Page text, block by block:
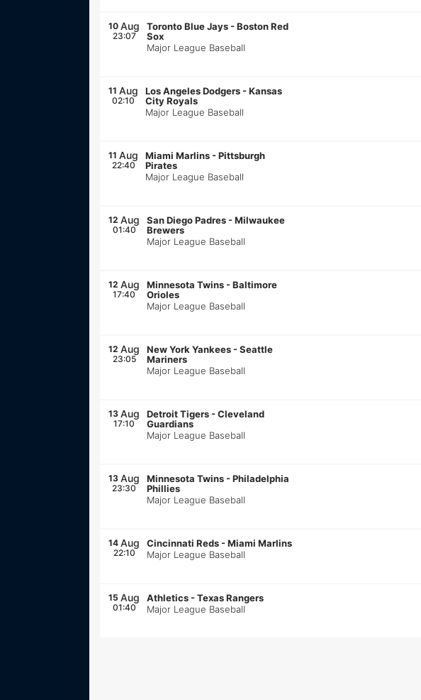
10 Aug
23:07
Toronto Blue Jays -Boston Red
Sox
Major League Baseball
11 Aug
02:10
Los Angeles Dodgers -Kansas
City Royals
Major League Baseball
11 Aug
22:40
Miami Marlins -Pittsburgh
Pirates
Major League Baseball
12 Aug
01:40
San Diego Padres -Milwaukee
Brewers
Major League Baseball
12 Aug
17:40
Minnesota Twins -Baltimore
Orioles
Major League Baseball
12 Aug
23:05
New York Yankees -Seattle
Mariners
Major League Baseball
13 Aug
17:10
Detroit Tigers -Cleveland
Guardians
Major League Baseball
13 Aug
23:30
Minnesota Twins -Philadelphia
Phillies
Major League Baseball
14 Aug
22:10
Cincinnati Reds -Miami Marlins
Major League Baseball
15 Aug
01:40
Athletics -Texas Rangers
Major League Baseball